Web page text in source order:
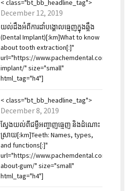
< class="bt_bb_headline_tag">
December 12, 2019
យល់ដឹងអំពីការដាំបង្គោលធ្មេញក្នុងឆ្អឹង
(Dental Implant)[:km]What to know
about tooth extraction[:]"
url="https://www.pachemdental.com/2019/12/
implant/" size="small"
html_tag="h4"]
< class="bt_bb_headline_tag">
December 8, 2019
ស្វែងយល់ពីជម្ងឺអញ្ចាញធ្មេញ និងដំណោះ
ស្រាយ[:km]Teeth: Names, types,
and functions[:]"
url="https://www.pachemdental.com/2019/12/
about-gum/" size="small"
html_tag="h4"]